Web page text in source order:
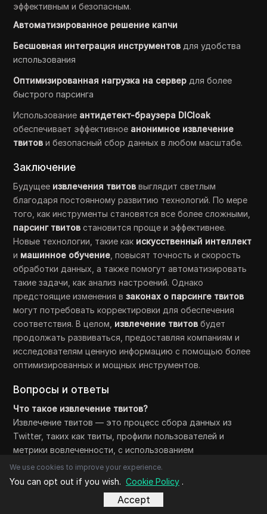
эффективным и безопасным.
Автоматизированное решение капчи
Бесшовная интеграция инструментов для удобства
использования
Оптимизированная нагрузка на сервер для более
быстрого парсинга
Использование антидетект-браузера DICloak
обеспечивает эффективное анонимное извлечение
твитов и безопасный сбор данных в любом масштабе.
Заключение
Будущее извлечения твитов выглядит светлым
благодаря постоянному развитию технологий. По мере
того, как инструменты становятся все более сложными,
парсинг твитов становится проще и эффективнее.
Новые технологии, такие как искусственный интеллект
и машинное обучение , повысят точность и скорость
обработки данных, а также помогут автоматизировать
такие задачи, как анализ настроений. Однако
предстоящие изменения взаконах о парсинге твитов
могут потребовать корректировки для обеспечения
соответствия. В целом, извлечение твитов будет
продолжать развиваться, предоставляя компаниям и
исследователям ценную информацию с помощью более
оптимизированных и мощных инструментов.
Вопросы и ответы
Что такое извлечение твитов?
Извлечение твитов — это процесс сбора данных из
Twitter, таких как твиты, профили пользователей и
метрики вовлеченности, с использованием
инструментов или языков программирования, таких как
Python.
Законно ли собирать данные Twitter?
We use cookies to improve your experience.
You can opt out if you wish. Cookie Policy .
Accept